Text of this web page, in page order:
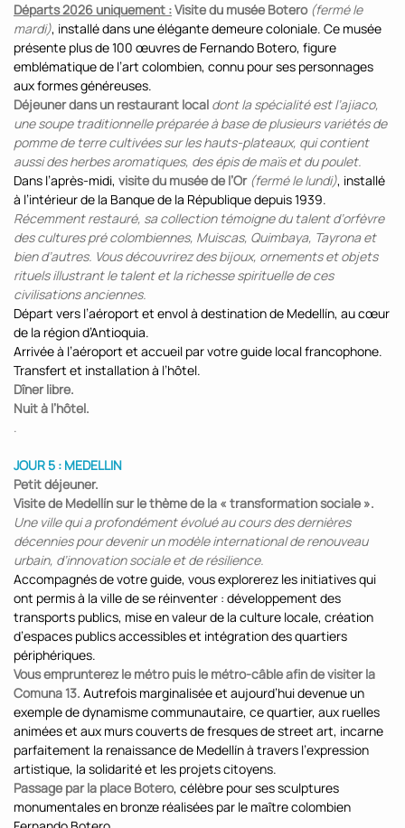
Départs 2026 uniquement :Visite du musée Botero (fermé le
mardi), installé dans une élégante demeure coloniale. Ce musée
présente plus de 100 œuvres de Fernando Botero, figure
emblématique de l’art colombien, connu pour ses personnages
aux formes généreuses.
Déjeuner dans un restaurant local dont la spécialité est l’ajiaco,
une soupe traditionnelle préparée à base de plusieurs variétés de
pomme de terre cultivées sur les hauts-plateaux, qui contient
aussi des herbes aromatiques, des épis de maïs et du poulet.
Dans l’après-midi, visite du musée de l’Or (fermé le lundi), installé
à l’intérieur de la Banque de la République depuis 1939.
Récemment restauré, sa collection témoigne du talent d’orfèvre
des cultures pré colombiennes, Muiscas, Quimbaya, Tayrona et
bien d’autres. Vous découvrirez des bijoux, ornements et objets
rituels illustrant le talent et la richesse spirituelle de ces
civilisations anciennes.
Départ vers l’aéroport et envol à destination de Medellín, au cœur
de la région d’Antioquia.
Arrivée à l’aéroport et accueil par votre guide local francophone.
Transfert et installation à l’hôtel.
Dîner libre.
Nuit à l’hôtel.
.
JOUR 5 : MEDELLIN
Petit déjeuner.
Visite de Medellín sur le thème de la « transformation sociale ».
Une ville qui a profondément évolué au cours des dernières
décennies pour devenir un modèle international de renouveau
urbain, d’innovation sociale et de résilience.
Accompagnés de votre guide, vous explorerez les initiatives qui
ont permis à la ville de se réinventer : développement des
transports publics, mise en valeur de la culture locale, création
d’espaces publics accessibles et intégration des quartiers
périphériques.
Vous emprunterez le métro puis le métro-câble afin de visiter la
Comuna 13. Autrefois marginalisée et aujourd’hui devenue un
exemple de dynamisme communautaire, ce quartier, aux ruelles
animées et aux murs couverts de fresques de street art, incarne
parfaitement la renaissance de Medellín à travers l’expression
artistique, la solidarité et les projets citoyens.
Passage par la place Botero, célèbre pour ses sculptures
monumentales en bronze réalisées par le maître colombien